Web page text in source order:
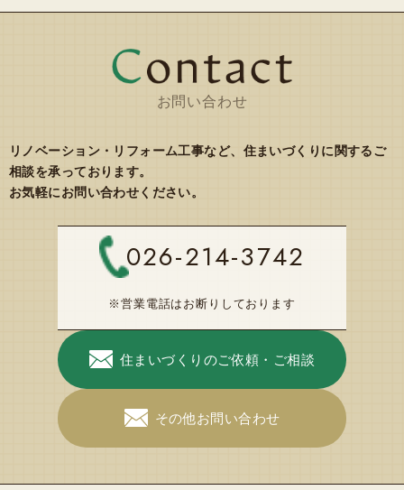
お問い合わせ
リノベーション・リフォーム工事など、住まいづくりに関するご
相談を承っております。
お気軽にお問い合わせください。
026-214-3742
※営業電話はお断りしております
住まいづくりのご依頼・ご相談
その他お問い合わせ